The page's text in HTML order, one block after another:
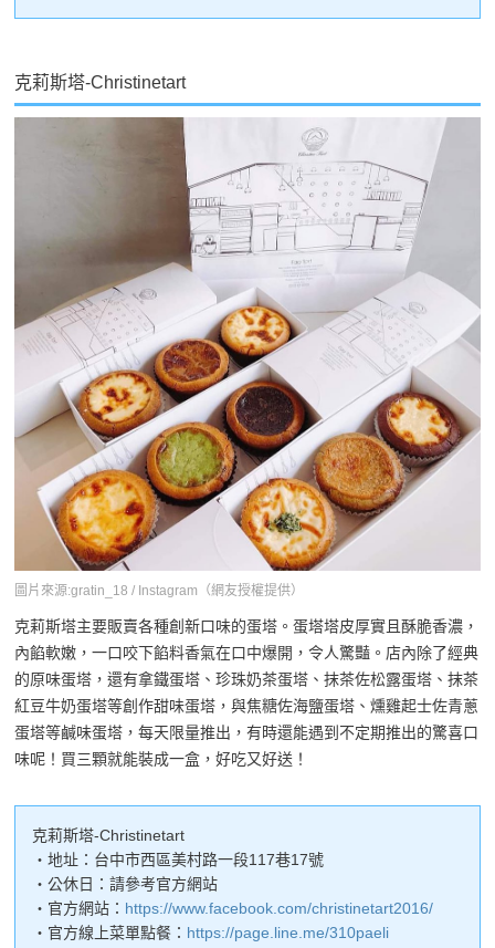
克莉斯塔-Christinetart
圖片來源:gratin_18 / Instagram（網友授權提供）
克莉斯塔主要販賣各種創新口味的蛋塔。蛋塔塔皮厚實且酥脆香濃，
內餡軟嫩，一口咬下餡料香氣在口中爆開，令人驚豔。店內除了經典
的原味蛋塔，還有拿鐵蛋塔、珍珠奶茶蛋塔、抹茶佐松露蛋塔、抹茶
紅豆牛奶蛋塔等創作甜味蛋塔，與焦糖佐海鹽蛋塔、燻雞起士佐青蔥
蛋塔等鹹味蛋塔，每天限量推出，有時還能遇到不定期推出的驚喜口
味呢！買三顆就能裝成一盒，好吃又好送！
克莉斯塔-Christinetart
・地址：台中市西區美村路一段117巷17號
・公休日：請參考官方網站
・官方網站： https://www.facebook.com/christinetart2016/
・官方線上菜單點餐： https://page.line.me/310paeli